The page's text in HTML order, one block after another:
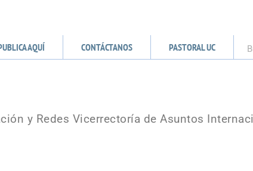
AQUÍ CONTÁCTANOS PASTORAL UC
y Redes Vicerrectoría de Asuntos